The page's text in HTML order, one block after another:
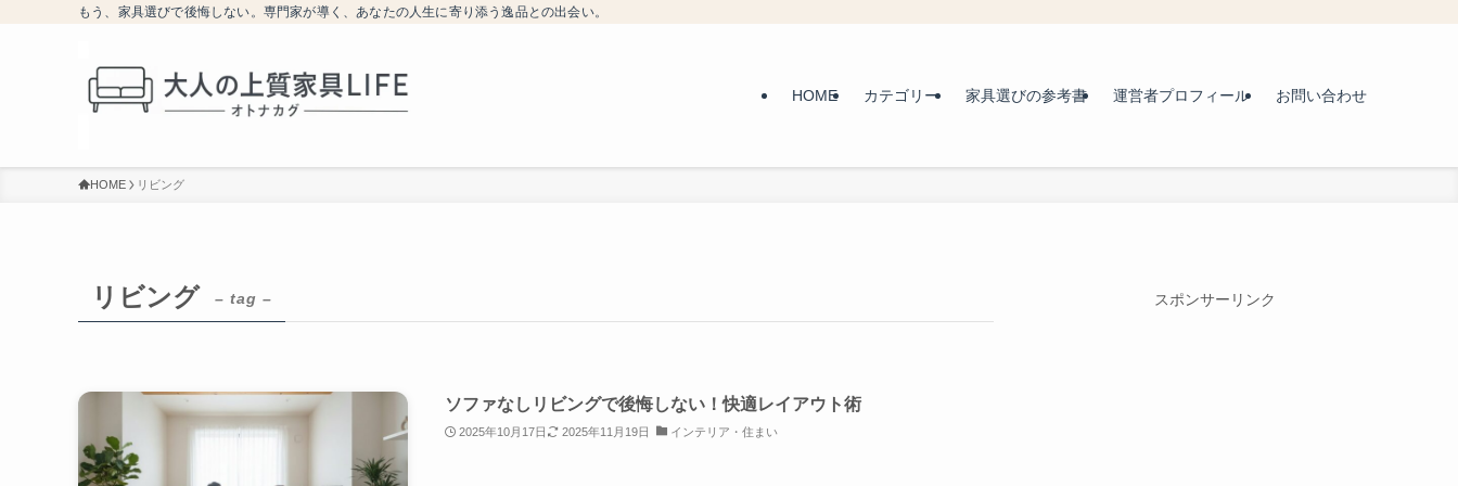
もう、家具選びで後悔しない。専門家が導く、あなたの人生に寄り添う逸品との出会い。
HOME カテゴリー 家具選びの参考書 運営者プロフィール お問い合わせ
HOME リビング
リビング – tag –
ソファなしリビングで後悔しない！快適レイアウト術
2025年10月17日 2025年11月19日 インテリア・住まい
スポンサーリンク